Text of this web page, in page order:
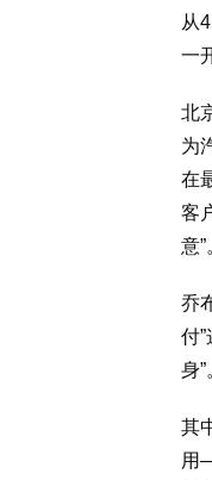
从
一
北
为
在
客
意”
乔
付
身”
其
用